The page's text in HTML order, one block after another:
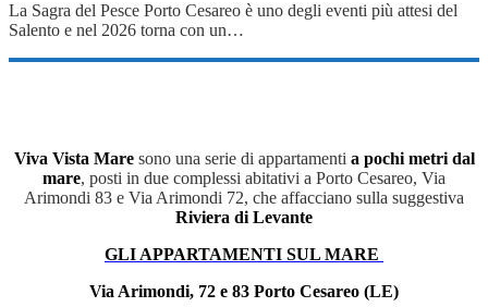
La Sagra del Pesce Porto Cesareo è uno degli eventi più attesi del
Salento e nel 2026 torna con un…
Viva Vista Maresono una serie di appartamenti a pochi metri dal
mare, posti in due complessi abitativi a Porto Cesareo, Via
Arimondi 83 e Via Arimondi 72, che affacciano sulla suggestiva
Riviera di Levante
GLI APPARTAMENTI SUL MARE
Via Arimondi, 72 e 83 Porto Cesareo (LE)